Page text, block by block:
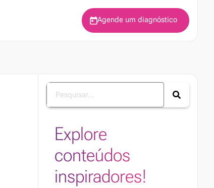
Agende um diagnóstico
Explore
conteúdos
inspiradores!